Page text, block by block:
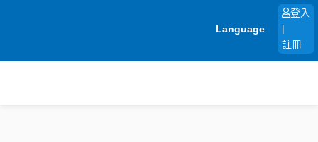
Language
登入
註冊